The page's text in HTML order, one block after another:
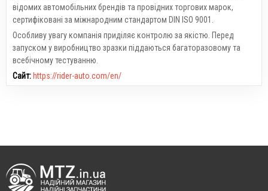
відомих автомобільних брендів та провідних торгових марок,
сертифіковані за міжнародним стандартом DIN ISO 9001.
Особливу увагу компанія приділяє контролю за якістю. Перед
запуском у виробництво зразки піддаються багаторазовому та
всебічному тестуванню.
Сайт:https://rider-auto.com/en/